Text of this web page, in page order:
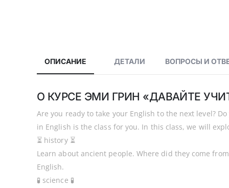
ОПИСАНИЕ ДЕТАЛИ ВОПРОСЫ И
О КУРСЕ ЭМИ ГРИН «ДАВАЙТЕ
Are you ready to take your English to the next level?
in English is the class for you. In this class, we will
⏳ history ⏳
Learn about ancient people. Where did they come
English.
🧪 science 🧪